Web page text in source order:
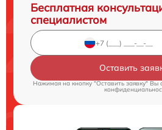
Бесплатная
специалистом
Оставить
Нажимая на кнопку "Оставить заявку" Вы